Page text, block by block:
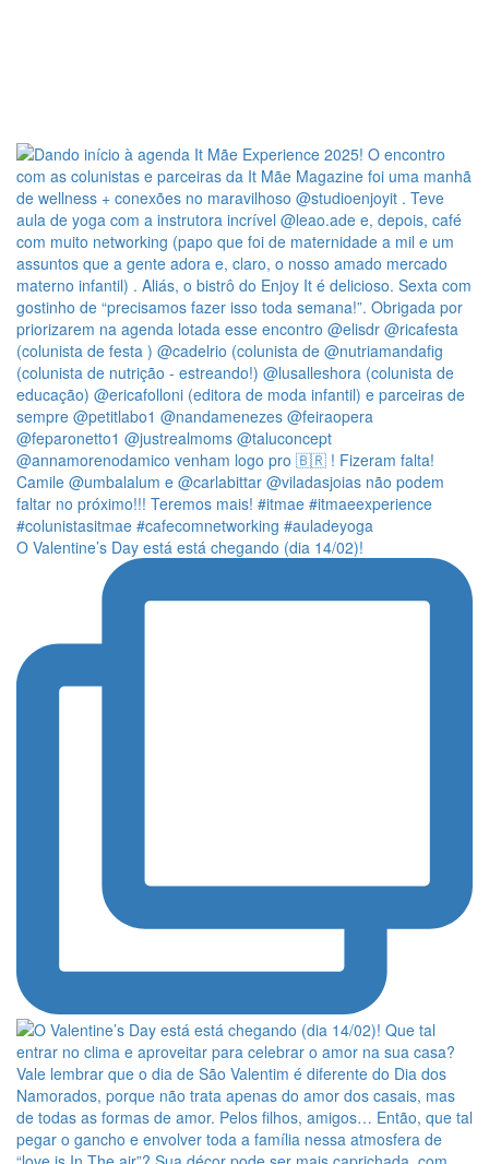
O Valentine’s Day está está chegando (dia 14/02)!